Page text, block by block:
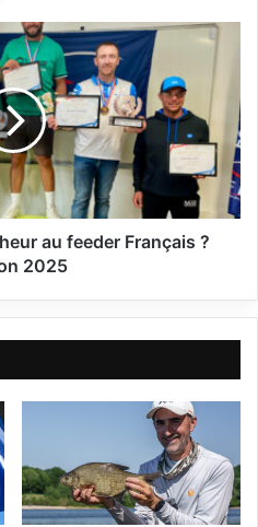
au feeder Français ?
2025